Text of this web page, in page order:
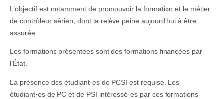
L’objectif est notamment de promouvoir la formation et le métier
de contrôleur aérien, dont la relève peine aujourd’hui à être
assurée.
Les formations présentées sont des formations financées par
l’État.
La présence des étudiant·es de PCSI est requise. Les
étudiant·es de PC et de PSI intéressé·es par ces formations